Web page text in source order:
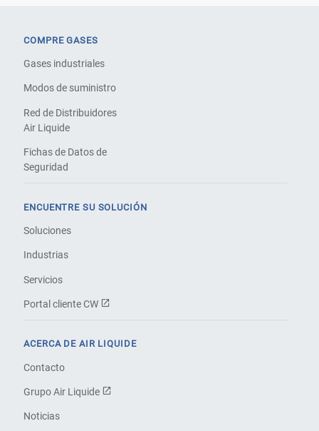
COMPRE GASES
Gases industriales
Modos de suministro
Red de Distribuidores
Air Liquide
Fichas de Datos de
Seguridad
ENCUENTRE SU SOLUCIÓN
Soluciones
Industrias
Servicios
Portal cliente CW
ACERCA DE AIR LIQUIDE
Contacto
Grupo Air Liquide
Noticias